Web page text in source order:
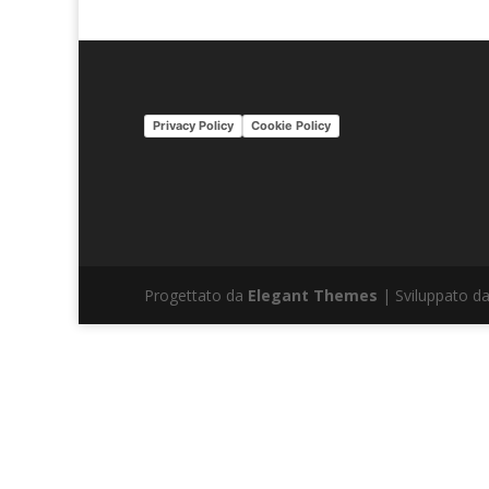
Privacy Policy Cookie Policy
Progettato da Elegant Themes | Sviluppato da